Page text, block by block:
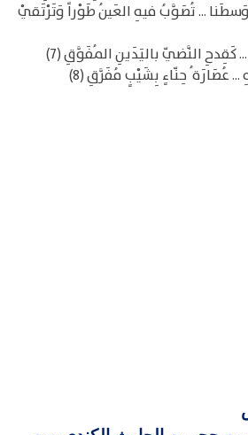
وَسطَنا ... تُصَوَّبُ فيهِ العَينُ طَوْراً وَتَرْتَقيْ
كَقِدحِ النَّضيّ باليَدَينِ المُفَوَّقِ (7)
... عُصَارَة ُ حِنّاءٍ بِشَيْبٍ مُفَرَّقِ (8)